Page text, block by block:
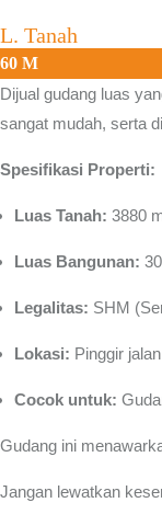
L. Tanah
60 M
Dijual gudang luas
sangat mudah, serta
Spesifikasi Properti:
Luas Tanah: 3880
Luas Bangunan:
Legalitas: SHM
Lokasi: Pinggir
Cocok untuk:
Gudang ini
Jangan lewatkan